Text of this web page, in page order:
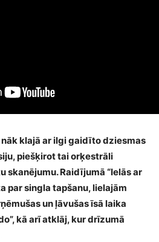
klajā ar ilgi gaidīto dziesmas
piešķirot tai orķestrāli
skanējumu. Raidījumā “Ielās ar
par singla tapšanu, lielajām
un ļāvušas īsā laika
kā arī atklāj, kur drīzumā